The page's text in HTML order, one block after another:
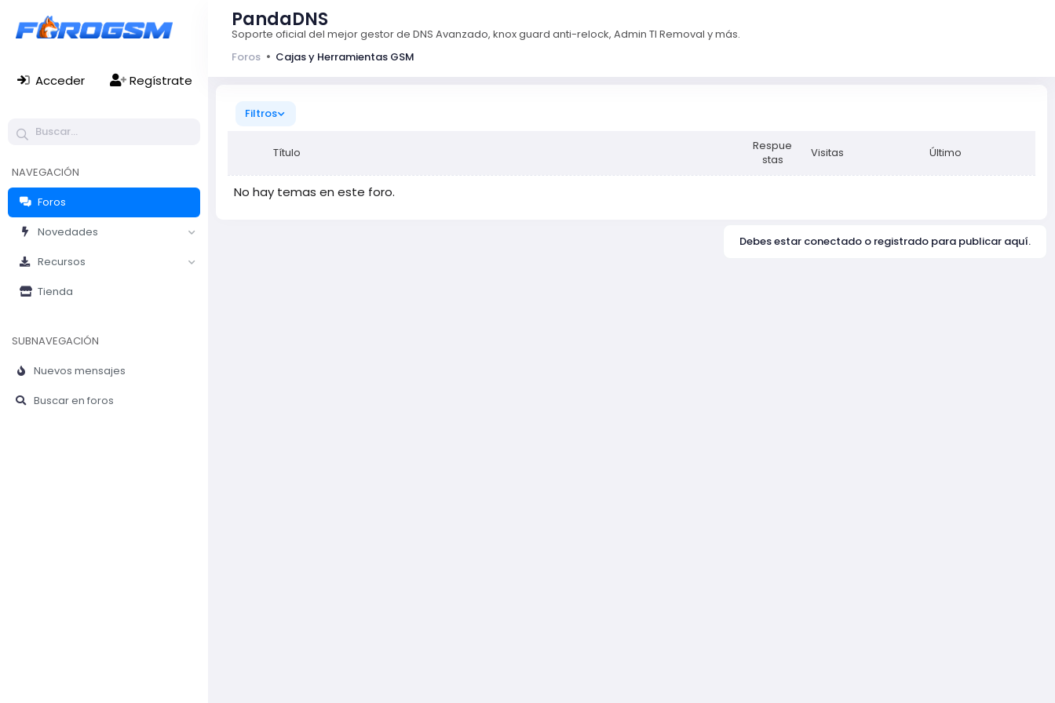
Acceder Regístrate
NAVEGACIÓN
Foros
Novedades
Recursos
Tienda
SUBNAVEGACIÓN
Nuevos mensajes
Buscar en foros
PandaDNS
Soporte oficial del mejor gestor de DNS Avanzado, knox guard anti-relock, Admin TI Removal y más.
Foros
Cajas y Herramientas GSM
Filtros
Título
Respue
stas
Visitas Último
No hay temas en este foro.
Debes estar conectado o registrado para publicar aquí.